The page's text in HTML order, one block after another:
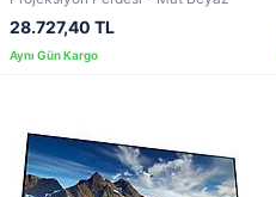
28.727,40 TL